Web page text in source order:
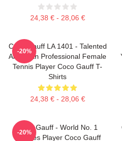
24,38 € - 28,06 €
Coco Gauff LA 1401 - Talented
American Professional Female
Tennis Player Coco Gauff T-
Shirts
24,38 € - 28,06 €
-20%
Coco Gauff - World No. 1
Doubles Player Coco Gauff
-20%